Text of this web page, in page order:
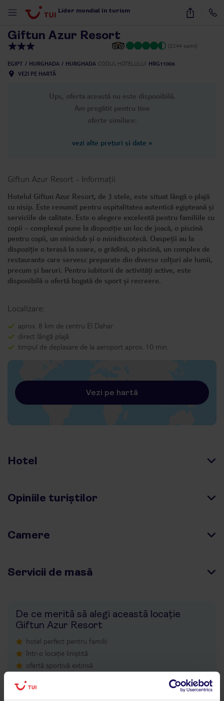
Lider mondial în turism 34
Giftun Azur Resort
(2244 opinii)
EGIPT HURGHADA HURGHADA CODUL HOTELULUI HRG11006
VEZI PE HARTĂ
Ups, oferta această nu este disponibilă.
Am pregătit pentru tine
oferte similare:
vezi alte prețuri și date »
Giftun Azur Resort - Informații
Hotelul Giftun Azur Resort, de 3 stele, este situat lângă o plajă
cu nisip. Este renumit pentru ospitalitatea autentică egipteană și
serviciile de calitate. Este o alegere excelentă pentru familiile cu
copii – complexul pune la dispoziție un loc de joacă, o piscină
pentru copii, un miniclub și o minidiscotecă. Oaspeții au la
dispoziție o terasă la soare, o grădină, o piscină, un complex de
restaurante care servesc preparate din diverse colțuri ale lumii,
precum și baruri. Pentru iubitorii de activități active, este
disponibilă o ofertă bogată de sport și recreere.
Localizare:
aprox. 8 km de centru El Dahar
direct lângă plajă
timpul de deplasare de la aeroport aprox. 10 min.
Vezi pe hartă
Hotel
Opiniile turiștilor
Camere
Servicii de masă
De ce merită să alegi această locație
Giftun Azur Resort
hotel perfect pentru familii
într-o locație liniștită
ofertă sportivă extinsă